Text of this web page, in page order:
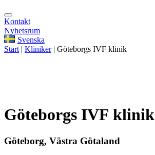
Kontakt
Nyhetsrum
Svenska
Start | Kliniker| Göteborgs IVF klinik
Göteborgs IVF klinik
Göteborg, Västra Götaland